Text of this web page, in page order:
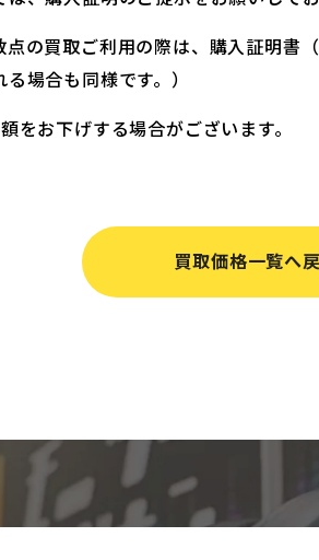
の買取ご利用の際は、購入証明
場合も同様です。）
をお下げする場合がございます。
買取価格一覧へ